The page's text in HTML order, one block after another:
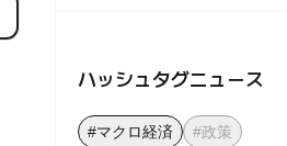
ハッシュタグニュース
#マクロ経済 #政策